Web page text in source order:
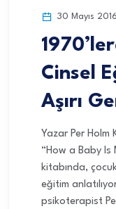
30 Mayıs 2016
Cinsel
Aşırı
Yazar Per Holm
“How a Baby Is
kitabında,
eğitim
psikoterapist